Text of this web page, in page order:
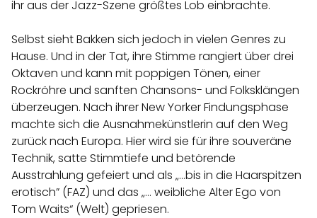
ihr aus der Jazz-Szene größtes Lob einbrachte.
Selbst sieht Bakken sich jedoch in vielen Genres zu
Hause. Und in der Tat, ihre Stimme rangiert über drei
Oktaven und kann mit poppigen Tönen, einer
Rockröhre und sanften Chansons- und Folksklängen
überzeugen. Nach ihrer New Yorker Findungsphase
machte sich die Ausnahmekünstlerin auf den Weg
zurück nach Europa. Hier wird sie für ihre souveräne
Technik, satte Stimmtiefe und betörende
Ausstrahlung gefeiert und als „…bis in die Haarspitzen
erotisch” (FAZ) und das „… weibliche Alter Ego von
Tom Waits“ (Welt) gepriesen.